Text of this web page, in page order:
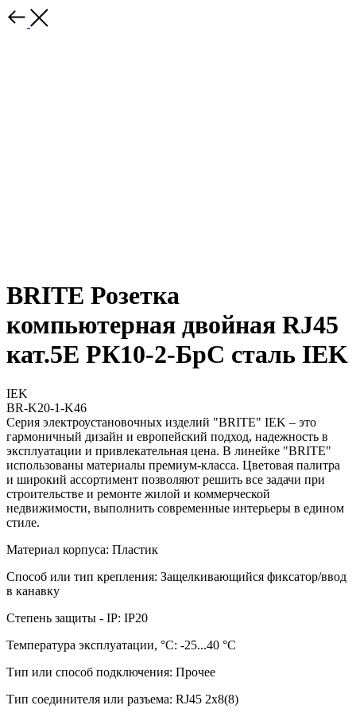
BRITE Розетка
компьютерная двойная RJ45
кат.5E РК10-2-БрС сталь IEK
IEK
BR-K20-1-K46
Серия электроустановочных изделий "BRITE" IEK – это
гармоничный дизайн и европейский подход, надежность в
эксплуатации и привлекательная цена. В линейке "BRITE"
использованы материалы премиум-класса. Цветовая палитра
и широкий ассортимент позволяют решить все задачи при
строительстве и ремонте жилой и коммерческой
недвижимости, выполнить современные интерьеры в едином
стиле.
Материал корпуса: Пластик
Способ или тип крепления: Защелкивающийся фиксатор/ввод
в канавку
Степень защиты - IP: IP20
Температура эксплуатации, °C: -25...40 °C
Тип или способ подключения: Прочее
Тип соединителя или разъема: RJ45 2x8(8)